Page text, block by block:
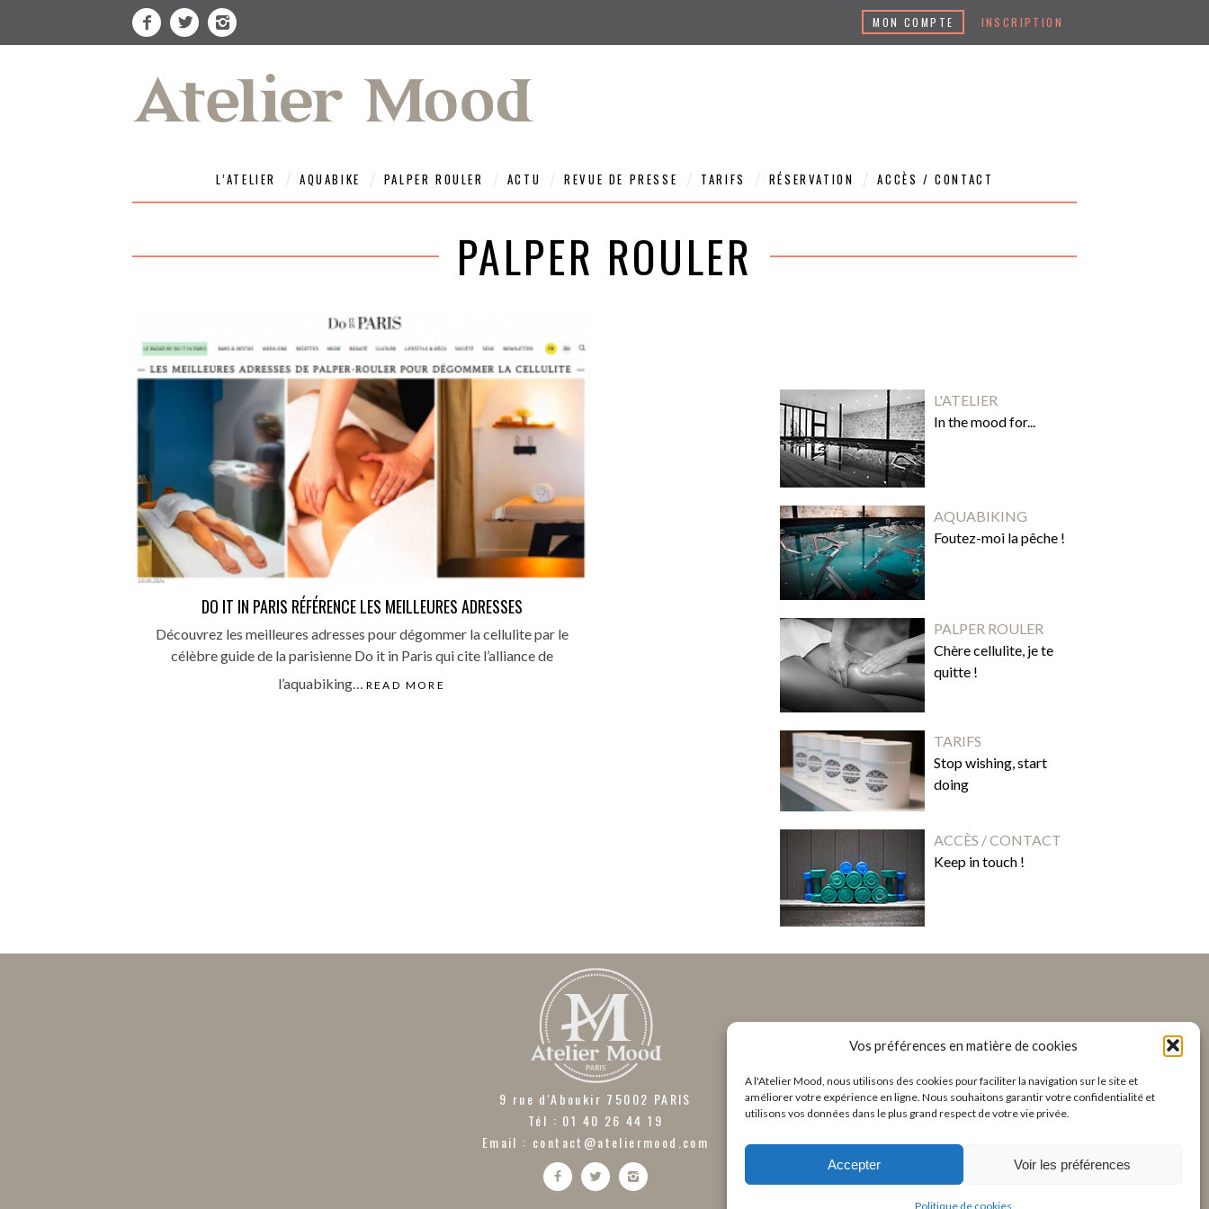
Vos préférences en matière de cookies
A l'Atelier Mood, nous utilisons des cookies pour faciliter la navigation sur le site et
améliorer votre expérience en ligne. Nous souhaitons garantir votre confidentialité et
utilisons vos données dans le plus grand respect de votre vie privée.
Accepter Voir les préférences
Politique de cookies
MON COMPTE INSCRIPTION
L’ATELIER AQUABIKE PALPER ROULER ACTU REVUE DE PRESSE TARIFS RÉSERVATION ACCÈS / CONTACT
PALPER ROULER
DO IT IN PARIS RÉFÉRENCE LES MEILLEURES ADRESSES
Découvrez les meilleures adresses pour dégommer la cellulite par le
célèbre guide de la parisienne Do it in Paris qui cite l’alliance de
l’aquabiking… READ MORE
L'ATELIER
In the mood for...
AQUABIKING
Foutez-moi la pêche !
PALPER ROULER
Chère cellulite, je te
quitte !
TARIFS
Stop wishing, start
doing
ACCÈS / CONTACT
Keep in touch !
9 rue d'Aboukir 75002 PARIS
Tél : 01 40 26 44 19
Email : contact@ateliermood.com